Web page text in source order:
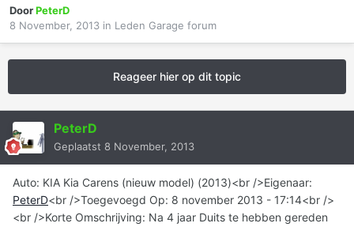
DoorPeterD
8 November, 2013 in Leden Garage forum
Reageer hier op dit topic
PeterD
Geplaatst 8 November, 2013
Auto: KIA Kia Carens (nieuw model) (2013)<br />Eigenaar:
PeterD<br />Toegevoegd Op: 8 november 2013 - 17:14<br />
<br />Korte Omschrijving: Na 4 jaar Duits te hebben gereden